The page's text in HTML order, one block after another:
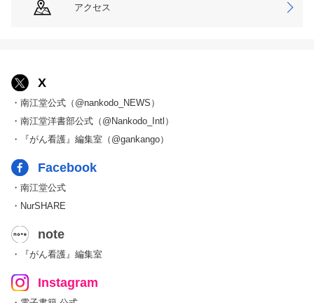
アクセス
X
・南江堂公式（@nankodo_NEWS）
・南江堂洋書部公式（@Nankodo_Intl）
・『がん看護』編集室（@gankango）
Facebook
・南江堂公式
・NurSHARE
note
・『がん看護』編集室
Instagram